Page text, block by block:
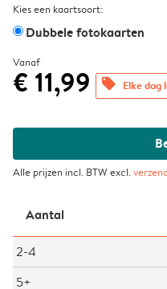
Kies een kaartsoort:
Dubbele fotokaarten
Vanaf
€ 11,99 offers Elke dag
Alle prijzen incl. BTW excl.
Aantal
2-4
5+